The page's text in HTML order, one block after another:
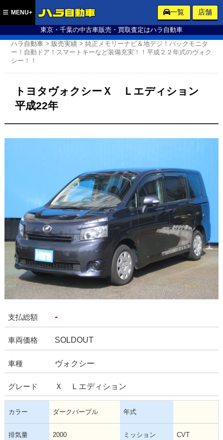
東京・千葉の中古車販売・買取査定はハラ自動車
MENU+ 一覧 店舗
ハラ自動車 >販売実績 >純正メモリーナビ＆地デジ！バックモニタ
ー！自動ドア！スマートキーなど装備充実！！平成２２年式のヴォク
シー！！
トヨタヴォクシーＸ Ｌエディション
平成22年
支払総額 -
車両価格 SOLDOUT
車種 ヴォクシー
グレード Ｘ Ｌエディション
カラー ダークパープル 年式
排気量 2000 ミッション CVT